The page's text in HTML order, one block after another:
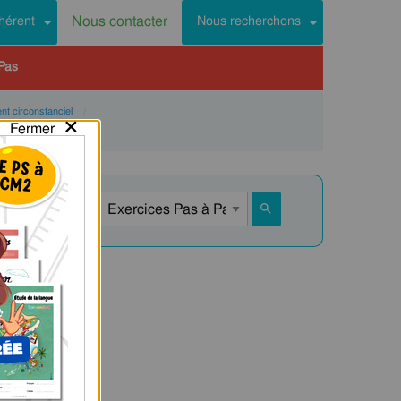
Nous contacter Nous recherchons
circonstanciel
Fermer×